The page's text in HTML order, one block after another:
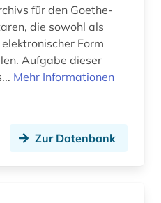
biblische archäologie (1)
für den Goethe-
die sowohl als
Form
Aufgabe dieser
Mehr Informationen
Zur Datenbank